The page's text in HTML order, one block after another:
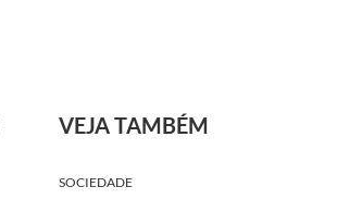
VEJA TAMBÉM
SOCIEDADE